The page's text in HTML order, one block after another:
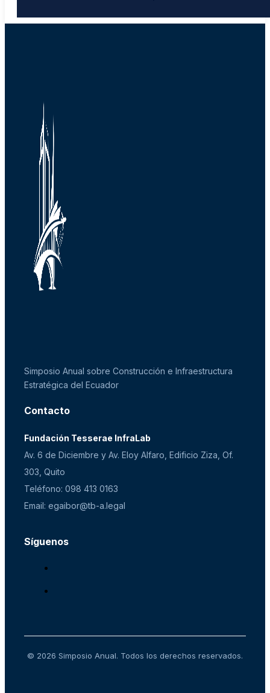
Simposio Anual sobre Construcción e Infraestructura
Estratégica del Ecuador
Contacto
Fundación Tesserae InfraLab
Av. 6 de Diciembre y Av. Eloy Alfaro, Edificio Ziza, Of.
303, Quito
Teléfono: 098 413 0163
Email: egaibor@tb-a.legal
Síguenos
© 2026 Simposio Anual. Todos los derechos reservados.